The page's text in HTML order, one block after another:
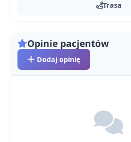
Trasa
Opinie pacjentów
Dodaj opinię